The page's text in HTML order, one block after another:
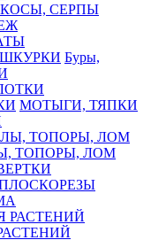
КОСЫ, СЕРПЫ
Буры,
МОТЫГИ, ТЯПКИ
ТОПОРЫ, ЛОМ